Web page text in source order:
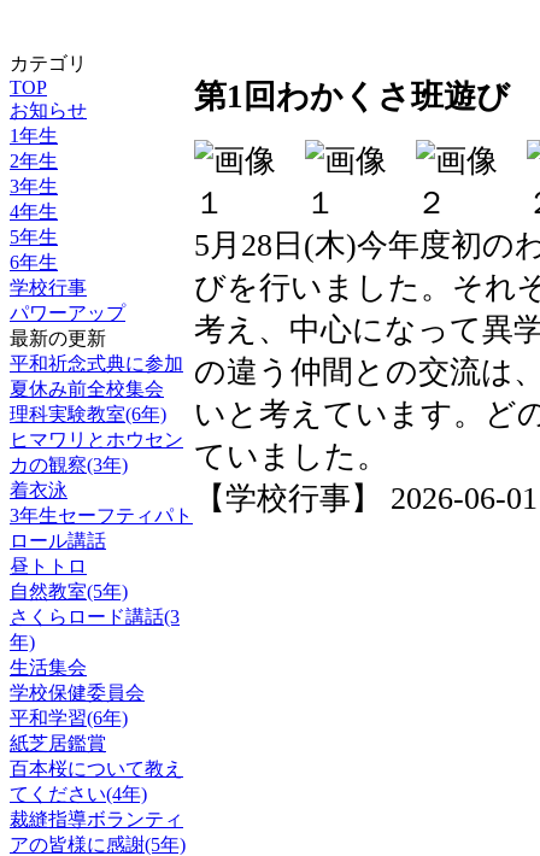
カテゴリ
TOP
お知らせ
1年生
2年生
3年生
4年生
5年生
6年生
学校行事
パワーアップ
最新の更新
平和祈念式典に参加
夏休み前全校集会
理科実験教室(6年)
ヒマワリとホウセン
カの観察(3年)
着衣泳
3年生セーフティパト
ロール講話
昼トトロ
自然教室(5年)
さくらロード講話(3
年)
生活集会
学校保健委員会
平和学習(6年)
紙芝居鑑賞
百本桜について教え
てください(4年)
裁縫指導ボランティ
アの皆様に感謝(5年)
第1回わかくさ班遊び
5月28日(木)今年度初の
びを行いました。それ
考え、中心になって異
の違う仲間との交流は
いと考えています。ど
ていました。
【学校行事】 2026-06-